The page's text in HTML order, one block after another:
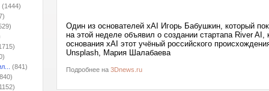
(1444)
(841)
Один из основателей xAI Игорь Бабушкин, который
на этой неделе объявил о создании стартапа River
основания xAI этот учёный российского
Unsplash, Мария Шалабаева
Подробнее на 3Dnews.ru